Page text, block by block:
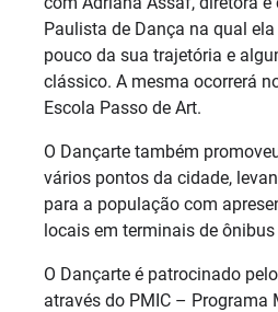
Paulista de Dança na qual
pouco da sua trajetória e
clássico. A mesma ocorrerá
Escola Passo de Art.
O Dançarte também
vários pontos da cidade,
para a população com
locais em terminais de ônibus
O Dançarte é patrocinado
através do PMIC – Programa